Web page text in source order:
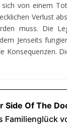
von einem
Verlust
muss. Die
Jenseits
Konsequenzen.